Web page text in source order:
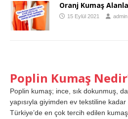
Oranj Kumaş
15 Eylül 2021 admin
Poplin Kumaş
Poplin kumaş; ince, sık dokunmuş,
yapısıyla giyimden ev tekstiline
Türkiye’de en çok tercih edilen